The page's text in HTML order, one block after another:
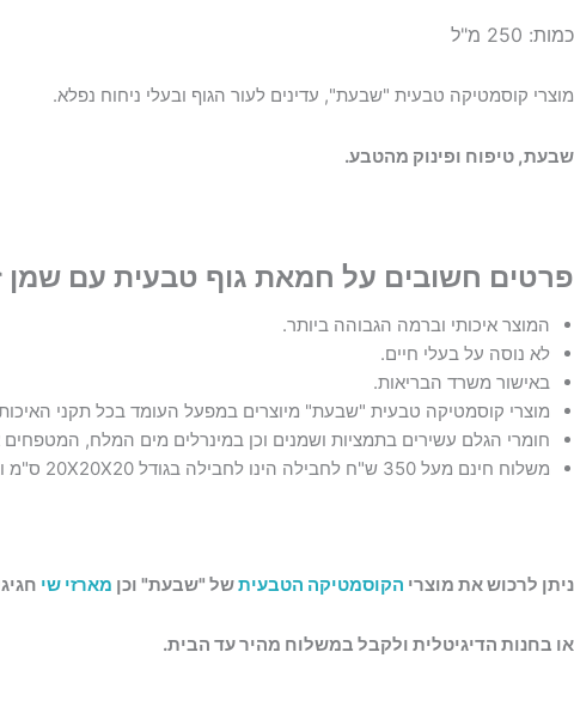
כמות: 250 מ"ל
מוצרי קוסמטיקה טבעית "שבעת", עדינים לעור הגוף ובעלי ניחוח נפלא.
שבעת, טיפוח ופינוק מהטבע.
פרטים חשובים על חמאת גוף טבעית עם שמן
המוצר איכותי וברמה הגבוהה ביותר.
לא נוסה על בעלי חיים.
באישור משרד הבריאות.
מוצרי קוסמטיקה טבעית "שבעת" מיוצרים במפעל העומד בכל תקני
חומרי הגלם עשירים בתמציות ושמנים וכן במינרלים מים המלח, המטפחים
משלוח חינם מעל 350 ש"ח לחבילה הינו לחבילה בגודל 20X20X20 ס"מ ובמשקל עד 15 ק"ג.
ניתן לרכוש את מוצרי הקוסמטיקה הטבעיתשל "שבעת" וכן מארזי שי
או בחנות הדיגיטלית ולקבל במשלוח מהיר עד הבית.